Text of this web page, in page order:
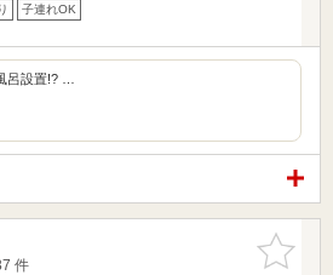
子連れOK
呂設置!? …
お気に入
りに追加
件